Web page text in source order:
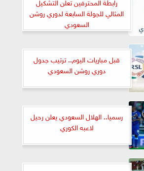
المثالي للجولة السابعة لدوري روشن
السعودي
قبل مباريات اليوم.. ترتيب جدول
دوري روشن السعودي
رسميا.. الهلال السعودي يعلن رحيل
لاعبه الكوري